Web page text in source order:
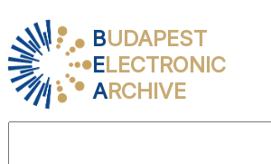
BUDAPEST
ELECTRONIC
ARCHIVE